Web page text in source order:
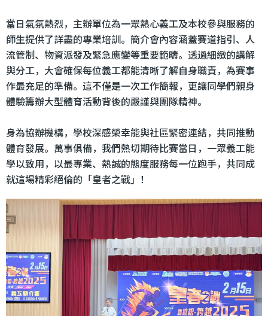
當日氣氛熱烈，主辦單位為一眾熱心義工及本校參與服務的
師生提供了詳盡的專業培訓。簡介會內容涵蓋賽道指引、人
流管制、物資派發及緊急應變等重要範疇。透過細緻的講解
與分工，大會確保每位義工都能清晰了解自身職責，為賽事
作最充足的準備。這不僅是一次工作簡報，更讓同學們親身
體驗籌辦大型體育活動背後的嚴謹與團隊精神。
身為協辦機構，學校深感榮幸能與社區緊密連結，共同推動
體育發展。萬事俱備，我們熱切期待比賽當日，一眾義工能
學以致用，以最專業、熱誠的態度服務每一位跑手，共同成
就這場精彩絕倫的「皇者之戰」！